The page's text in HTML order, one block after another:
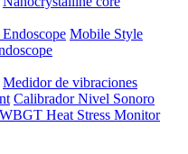
Mobile Style
Medidor de vibraciones
Calibrador Nivel Sonoro
WBGT Heat Stress Monitor